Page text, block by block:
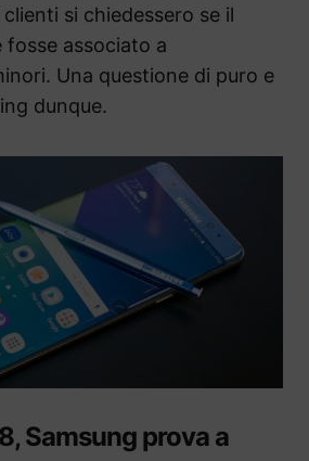
si chiedessero se il
associato a
Una questione di puro e
dunque.
Samsung prova a